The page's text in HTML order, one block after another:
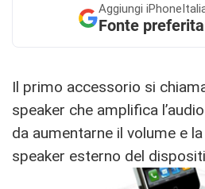
Aggiungi
Fonte
Il primo accessorio si
speaker che amplifica
da aumentarne il volume e
speaker esterno del